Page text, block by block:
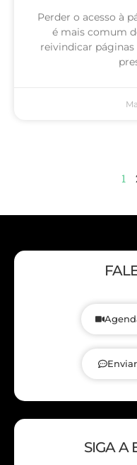
Perder o acesso à
é mais comum
reivindicar páginas
1
SIGA A